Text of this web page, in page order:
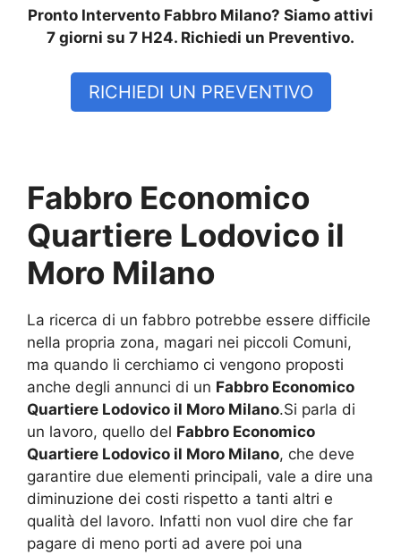
Pronto Intervento Fabbro Milano? Siamo attivi
7 giorni su 7 H24. Richiedi un Preventivo.
RICHIEDI UN PREVENTIVO
Fabbro Economico
Quartiere Lodovico il
Moro Milano
La ricerca di un fabbro potrebbe essere difficile
nella propria zona, magari nei piccoli Comuni,
ma quando li cerchiamo ci vengono proposti
anche degli annunci di un Fabbro Economico
Quartiere Lodovico il Moro Milano.Si parla di
un lavoro, quello del Fabbro Economico
Quartiere Lodovico il Moro Milano, che deve
garantire due elementi principali, vale a dire una
diminuzione dei costi rispetto a tanti altri e
qualità del lavoro. Infatti non vuol dire che far
pagare di meno porti ad avere poi una